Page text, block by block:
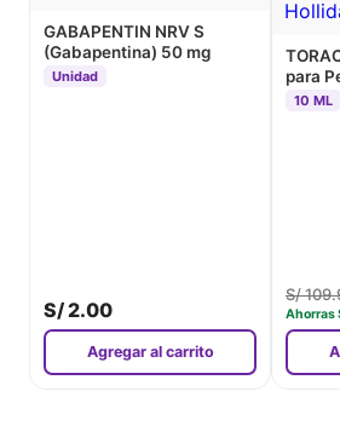
GABAPENTIN NRV S
(Gabapentina) 50 mg
Unidad
S/2.00
Agregar al carrito
para
10 ML
S/
Ahorras